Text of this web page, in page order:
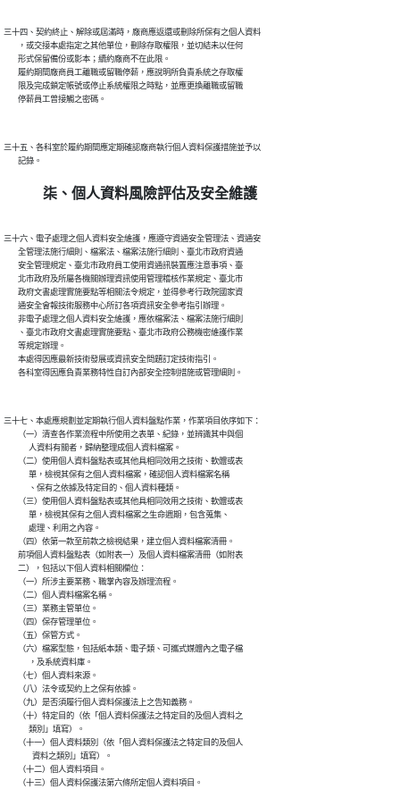
三十四、契約終止、解除或屆滿時，廠商應返還或刪除所保有之個人資料
        ，或交接本處指定之其他單位，刪除存取權限，並切結未以任何
        形式保留備份或影本；續約廠商不在此限。
        履約期間廠商員工離職或留職停薪，應說明所負責系統之存取權
        限及完成鎖定帳號或停止系統權限之時點，並應更換離職或留職
三十五、各科室於履約期間應定期確認廠商執行個人資料保護措施並予以
柒、個人資料風險評估及安全維護
三十六、電子處理之個人資料安全維護，應遵守資通安全管理法、資通安
        全管理法施行細則、檔案法、檔案法施行細則、臺北市政府資通
        安全管理規定、臺北市政府員工使用資通訊裝置應注意事項、臺
        北市政府及所屬各機關辦理資訊使用管理稽核作業規定、臺北市
        政府文書處理實施要點等相關法令規定，並得參考行政院國家資
        通安全會報技術服務中心所訂各項資訊安全參考指引辦理。
        非電子處理之個人資料安全維護，應依檔案法、檔案法施行細則
        、臺北市政府文書處理實施要點、臺北市政府公務機密維護作業
        等規定辦理。
        本處得因應最新技術發展或資訊安全問題訂定技術指引。
三十七、本處應規劃並定期執行個人資料盤點作業，作業項目依序如下：
        （一）清查各作業流程中所使用之表單、紀錄，並辨識其中與個
              人資料有關者，歸納整理成個人資料檔案。
        （二）使用個人資料盤點表或其他具相同效用之技術、軟體或表
              單，檢視其保有之個人資料檔案，確認個人資料檔案名稱
              、保有之依據及特定目的、個人資料種類。
        （三）使用個人資料盤點表或其他具相同效用之技術、軟體或表
              單，檢視其保有之個人資料檔案之生命週期，包含蒐集、
              處理、利用之內容。
        （四）依第一款至前款之檢視結果，建立個人資料檔案清冊。
        前項個人資料盤點表（如附表一）及個人資料檔案清冊（如附表
        二），包括以下個人資料相關欄位：
        （一）所涉主要業務、職掌內容及辦理流程。
        （二）個人資料檔案名稱。
        （三）業務主管單位。
        （四）保存管理單位。
        （五）保管方式。
        （六）檔案型態，包括紙本類、電子類、可攜式媒體內之電子檔
              ，及系統資料庫。
        （七）個人資料來源。
        （八）法令或契約上之保有依據。
        （九）是否須履行個人資料保護法上之告知義務。
        （十）特定目的（依「個人資料保護法之特定目的及個人資料之
              類別」填寫）。
        （十一）個人資料類別（依「個人資料保護法之特定目的及個人
                資料之類別」填寫）。
        （十二）個人資料項目。
        （十三）個人資料保護法第六條所定個人資料項目。